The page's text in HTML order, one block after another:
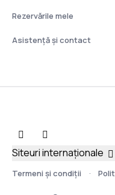
Rezervările mele
Asistenţă şi contact
Termeni şi condiţii
Siteuri internaționale